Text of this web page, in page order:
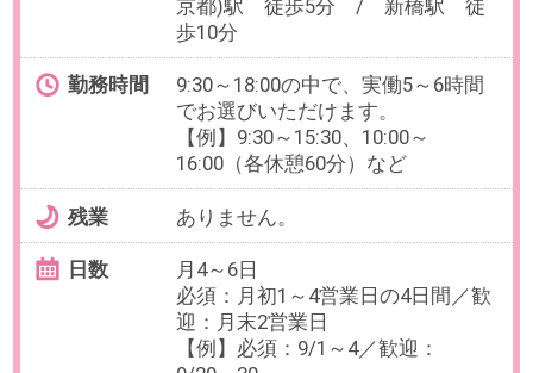
お仕事番号：100102858
未経験OK！×在宅有【AIスタート
アップ企業で働く】採用アシスタ